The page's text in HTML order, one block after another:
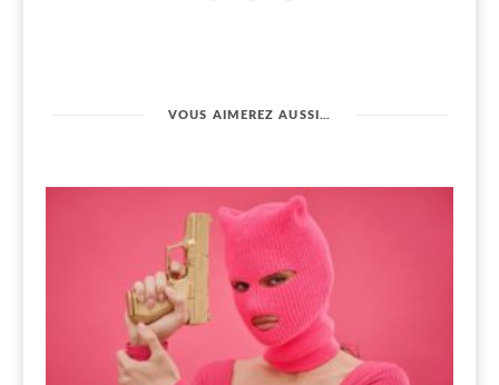
VOUS AIMEREZ AUSSI…